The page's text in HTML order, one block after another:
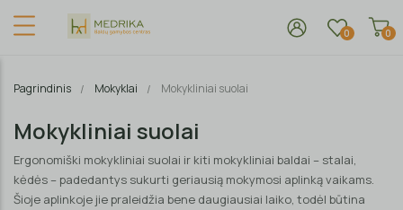
0 0
Pagrindinis Mokyklai Mokykliniai suolai
Mokykliniai suolai
Ergonomiški mokykliniai suolai ir kiti mokykliniai baldai – stalai,
kėdės – padedantys sukurti geriausią mokymosi aplinką vaikams.
Šioje aplinkoje jie praleidžia bene daugiausiai laiko, todėl būtina